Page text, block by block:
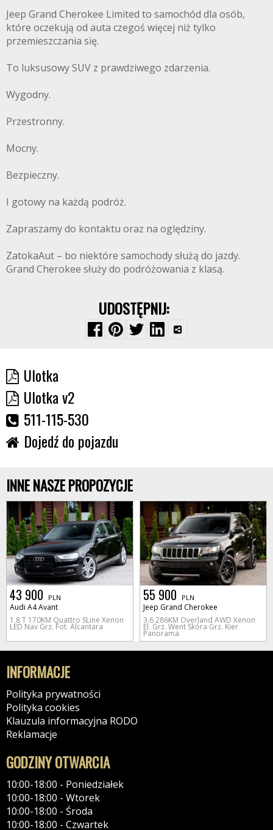
Jeep Grand Cherokee Limited to samochód dla osób,
które oczekują od auta czegoś więcej niż tylko
przemieszczania się.
To luksusowy SUV z prawdziwego zdarzenia.
Wygodny.
Przestronny.
Mocny.
Bezpieczny.
I gotowy na każdą podróż.
Zapraszamy do kontaktu oraz na oględziny.
ZatokaAut – bo niektóre samochody służą do jazdy.
Grand Cherokee służy do podróżowania z klasą.
UDOSTĘPNIJ:
Ulotka
Ulotka v2
511-115-530
Dojedź do pojazdu
INNE NASZE PROPOZYCJE
43 900 PLN
Audi A4 Avant
1.8 T 170KM Quattro SLine Xenon
LED Nav Grz. Fot. Alcantara
55 900 PLN
Jeep Grand Cherokee
3.6 286KM Overland AWD Xenon
El. Grz. Went Skóra Grz. Kier
Panorama
INFORMACJE
Polityka prywatności
Polityka cookies
Klauzula informacyjna RODO
Reklamacje
GODZINY OTWARCIA
10:00-18:00 - Poniedziałek
10:00-18:00 - Wtorek
10:00-18:00 - Środa
10:00-18:00 - Czwartek